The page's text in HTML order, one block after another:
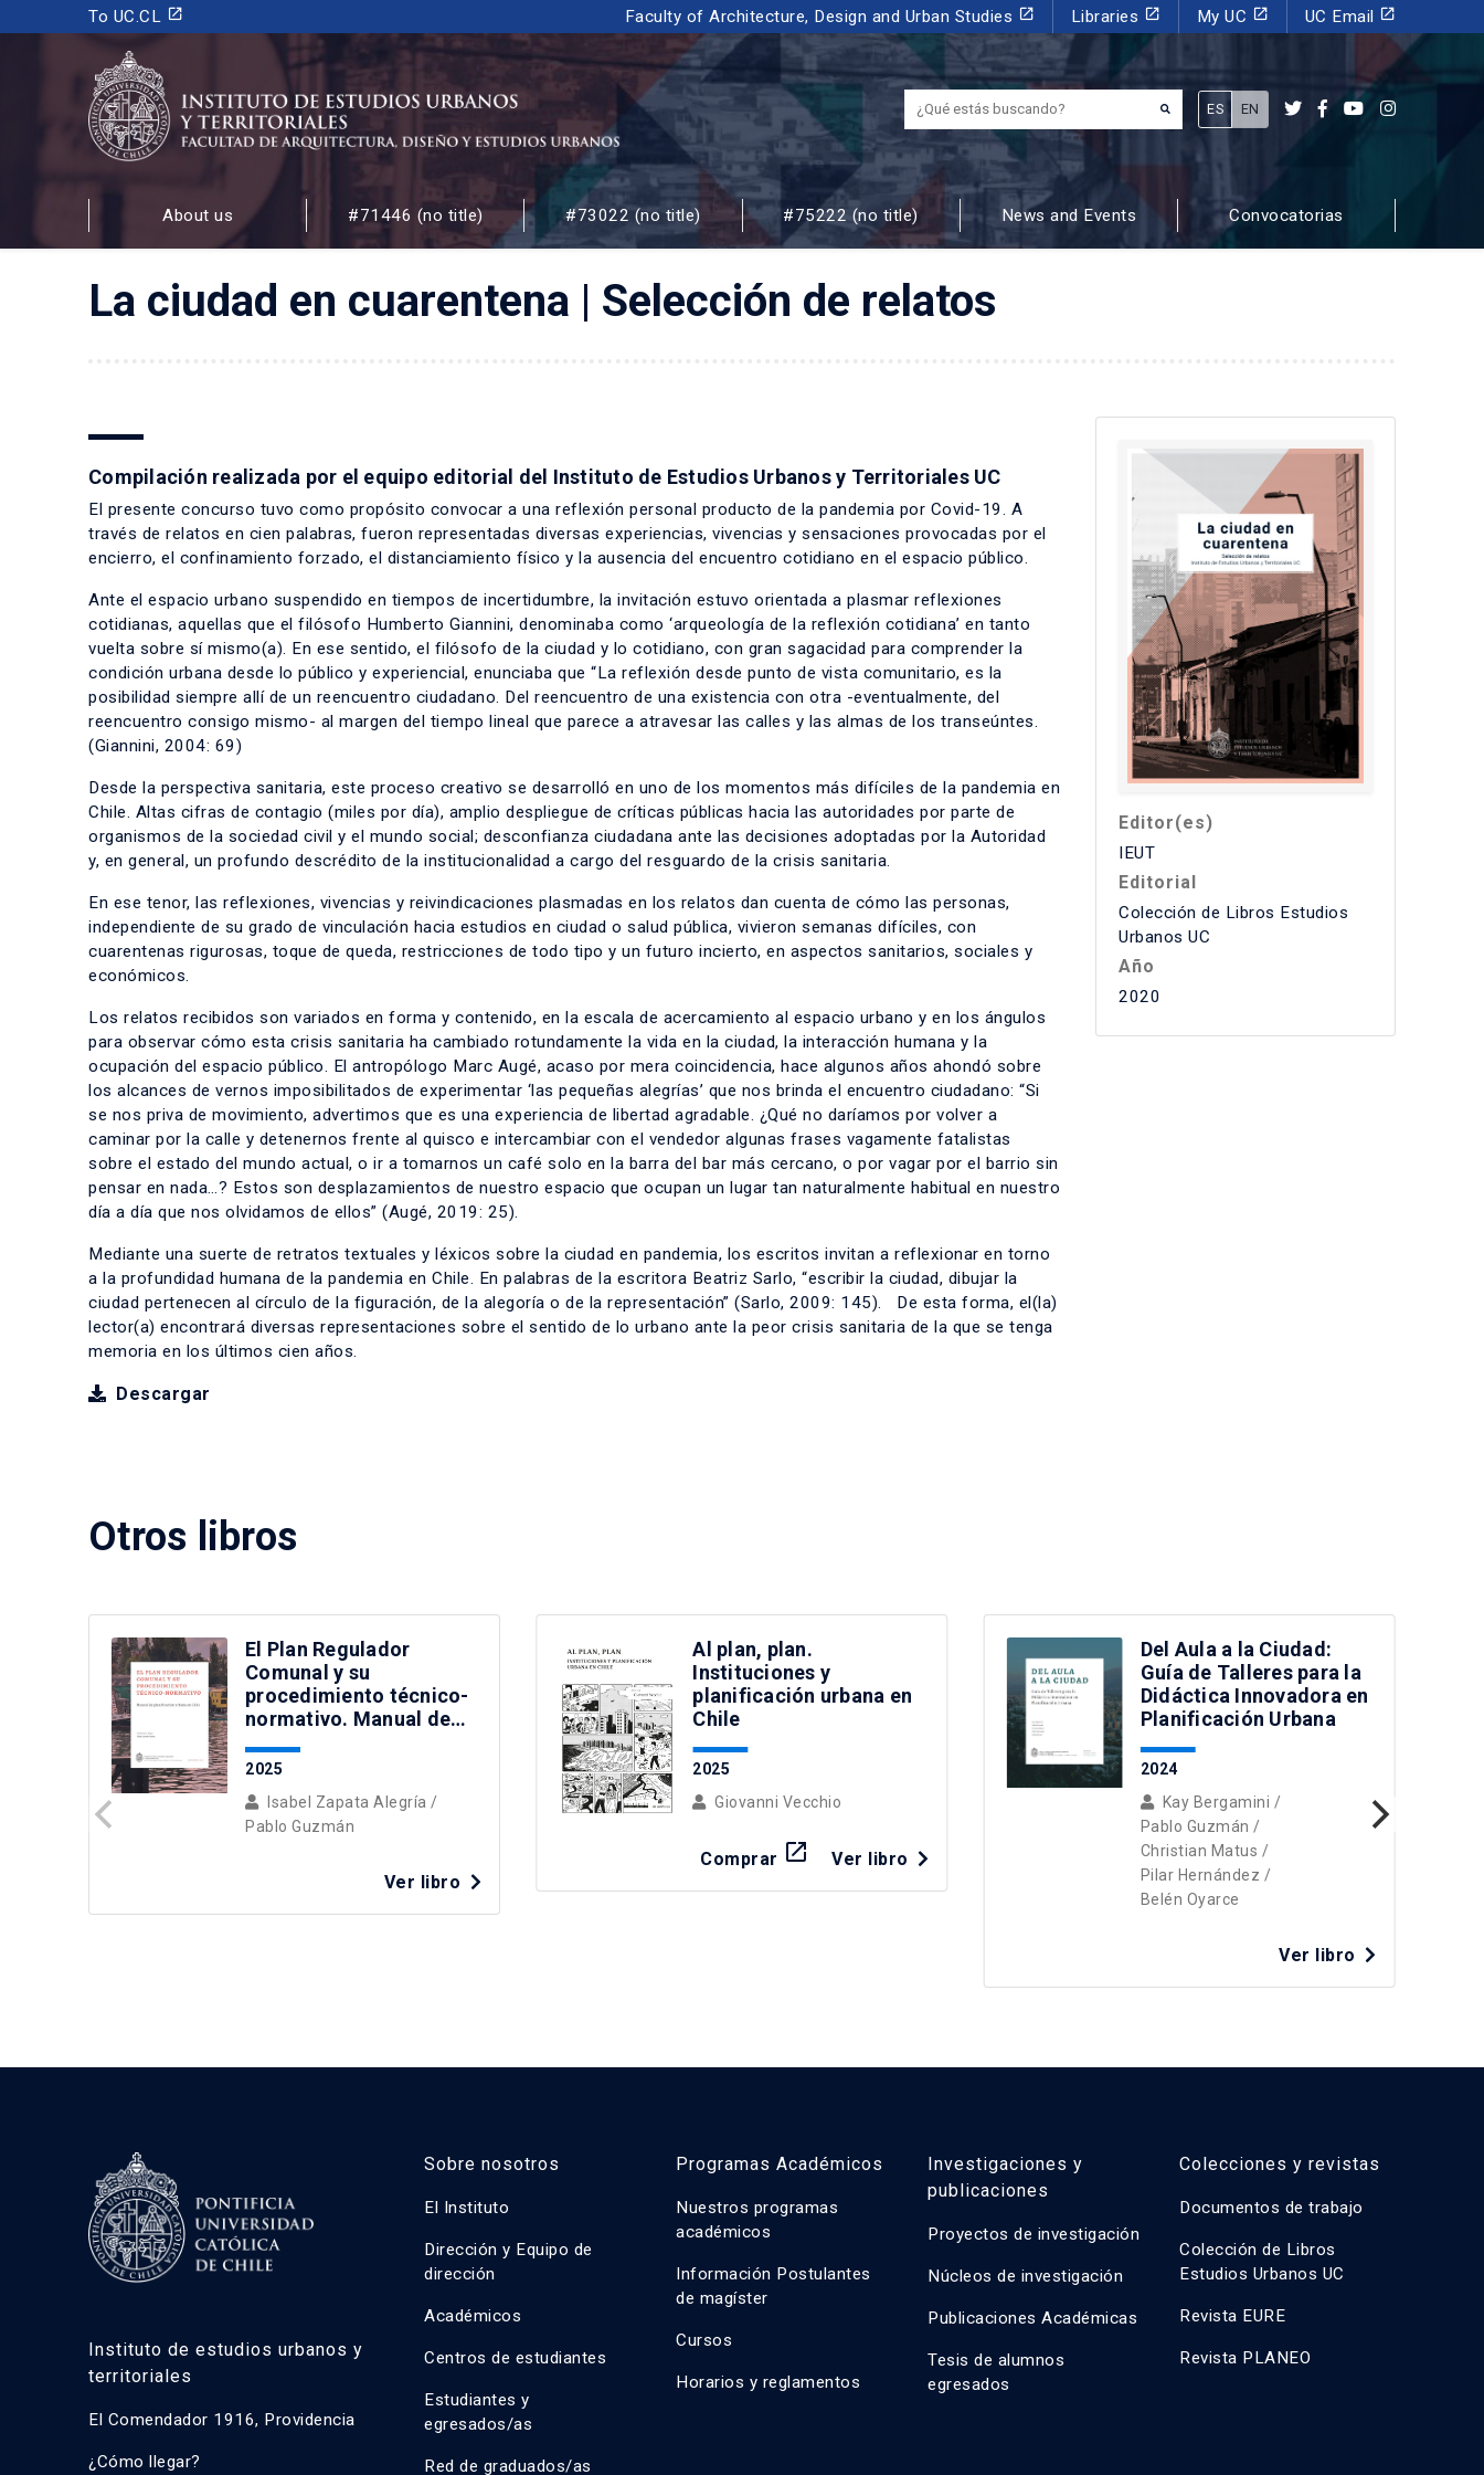
To UC.CL launch Faculty of Architecture, Design and Urban Studies launch Libraries launch My UC launch UC Email launch
INSTITUTO DE ESTUDIOS URBANOS
Y TERRITORIALES
FACULTAD DE ARQUITECTURA, DISEÑO Y ESTUDIOS URBANOS
¿Qué estás buscando?
ES EN
About us #71446 (no title) #73022 (no title) #75222 (no title) News and Events Convocatorias
La ciudad en cuarentena | Selección de relatos
Compilación realizada por el equipo editorial del Instituto de Estudios Urbanos y Territoriales UC
El presente concurso tuvo como propósito convocar a una reflexión personal producto de la pandemia por Covid-19. A
través de relatos en cien palabras, fueron representadas diversas experiencias, vivencias y sensaciones provocadas por el
encierro, el confinamiento forzado, el distanciamiento físico y la ausencia del encuentro cotidiano en el espacio público.
Ante el espacio urbano suspendido en tiempos de incertidumbre, la invitación estuvo orientada a plasmar reflexiones
cotidianas, aquellas que el filósofo Humberto Giannini, denominaba como ‘arqueología de la reflexión cotidiana’ en tanto
vuelta sobre sí mismo(a). En ese sentido, el filósofo de la ciudad y lo cotidiano, con gran sagacidad para comprender la
condición urbana desde lo público y experiencial, enunciaba que “La reflexión desde punto de vista comunitario, es la
posibilidad siempre allí de un reencuentro ciudadano. Del reencuentro de una existencia con otra -eventualmente, del
reencuentro consigo mismo- al margen del tiempo lineal que parece a atravesar las calles y las almas de los transeúntes.
(Giannini, 2004: 69)
Desde la perspectiva sanitaria, este proceso creativo se desarrolló en uno de los momentos más difíciles de la pandemia en
Chile. Altas cifras de contagio (miles por día), amplio despliegue de críticas públicas hacia las autoridades por parte de
organismos de la sociedad civil y el mundo social; desconfianza ciudadana ante las decisiones adoptadas por la Autoridad
y, en general, un profundo descrédito de la institucionalidad a cargo del resguardo de la crisis sanitaria.
En ese tenor, las reflexiones, vivencias y reivindicaciones plasmadas en los relatos dan cuenta de cómo las personas,
independiente de su grado de vinculación hacia estudios en ciudad o salud pública, vivieron semanas difíciles, con
cuarentenas rigurosas, toque de queda, restricciones de todo tipo y un futuro incierto, en aspectos sanitarios, sociales y
económicos.
Los relatos recibidos son variados en forma y contenido, en la escala de acercamiento al espacio urbano y en los ángulos
para observar cómo esta crisis sanitaria ha cambiado rotundamente la vida en la ciudad, la interacción humana y la
ocupación del espacio público. El antropólogo Marc Augé, acaso por mera coincidencia, hace algunos años ahondó sobre
los alcances de vernos imposibilitados de experimentar ‘las pequeñas alegrías’ que nos brinda el encuentro ciudadano: “Si
se nos priva de movimiento, advertimos que es una experiencia de libertad agradable. ¿Qué no daríamos por volver a
caminar por la calle y detenernos frente al quisco e intercambiar con el vendedor algunas frases vagamente fatalistas
sobre el estado del mundo actual, o ir a tomarnos un café solo en la barra del bar más cercano, o por vagar por el barrio sin
pensar en nada…? Estos son desplazamientos de nuestro espacio que ocupan un lugar tan naturalmente habitual en nuestro
día a día que nos olvidamos de ellos” (Augé, 2019: 25).
Mediante una suerte de retratos textuales y léxicos sobre la ciudad en pandemia, los escritos invitan a reflexionar en torno
a la profundidad humana de la pandemia en Chile. En palabras de la escritora Beatriz Sarlo, “escribir la ciudad, dibujar la
ciudad pertenecen al círculo de la figuración, de la alegoría o de la representación” (Sarlo, 2009: 145). De esta forma, el(la)
lector(a) encontrará diversas representaciones sobre el sentido de lo urbano ante la peor crisis sanitaria de la que se tenga
memoria en los últimos cien años.
Descargar
Editor(es)
IEUT
Editorial
Colección de Libros Estudios
Urbanos UC
Año
2020
Otros libros
El Plan Regulador
Comunal y su
procedimiento técnico-
normativo. Manual de
planificación urbana en
Chile
2025
Isabel Zapata Alegría /
Pablo Guzmán
Ver libro
Al plan, plan.
Instituciones y
planificación urbana en
Chile
2025
Giovanni Vecchio
Comprar launch Ver libro
Del Aula a la Ciudad:
Guía de Talleres para la
Didáctica Innovadora en
Planificación Urbana
2024
Kay Bergamini /
Pablo Guzmán /
Christian Matus /
Pilar Hernández /
Belén Oyarce
Ver libro
Instituto de estudios urbanos y
territoriales
El Comendador 1916, Providencia
¿Cómo llegar?
Sobre nosotros
El Instituto
Dirección y Equipo de
dirección
Académicos
Centros de estudiantes
Estudiantes y
egresados/as
Red de graduados/as
Programas Académicos
Nuestros programas
académicos
Información Postulantes
de magíster
Cursos
Horarios y reglamentos
Investigaciones y
publicaciones
Proyectos de investigación
Núcleos de investigación
Publicaciones Académicas
Tesis de alumnos
egresados
Colecciones y revistas
Documentos de trabajo
Colección de Libros
Estudios Urbanos UC
Revista EURE
Revista PLANEO